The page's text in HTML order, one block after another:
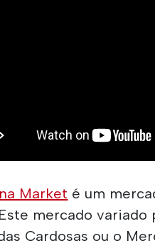
Market é um
mercado
Cardosas ou o